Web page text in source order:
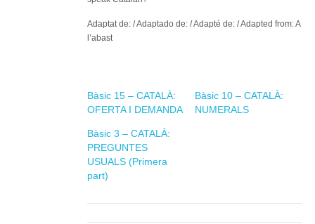
Adaptat de: / Adaptado de: / Adapté de: / Adapted from: A
l’abast
Bàsic 15 – CATALÀ:
OFERTA I DEMANDA
Bàsic 10 – CATALÀ:
NUMERALS
Bàsic 3 – CATALÀ:
PREGUNTES
USUALS (Primera
part)